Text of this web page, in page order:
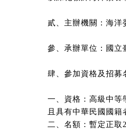
貳、主辦機關：海洋
參、承辦單位：國立
肆、參加資格及招募
一、資格：高級中等
且具有中華民國國籍
二、名額：暫定正取